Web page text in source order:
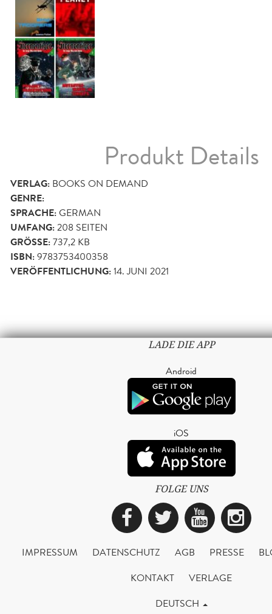
Produkt Details
VERLAG: BOOKS ON DEMAND
GENRE:
SPRACHE:GERMAN
UMFANG:208 SEITEN
GRÖSSE: 737,2 KB
ISBN:9783753400358
VERÖFFENTLICHUNG:14. JUNI 2021
LADE DIE APP
Android
iOS
FOLGE UNS
Facebook
Twitter
IMPRESSUM DATENSCHUTZ AGB PRESSE
KONTAKT
VERLAGE
DEUTSCH